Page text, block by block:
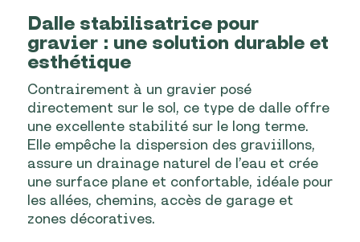
Dalle stabilisatrice pour
gravier : une solution durable et
esthétique
Contrairement à un gravier posé
directement sur le sol, ce type de dalle offre
une excellente stabilité sur le long terme.
Elle empêche la dispersion des graviillons,
assure un drainage naturel de l’eau et crée
une surface plane et confortable, idéale pour
les allées, chemins, accès de garage et
zones décoratives.